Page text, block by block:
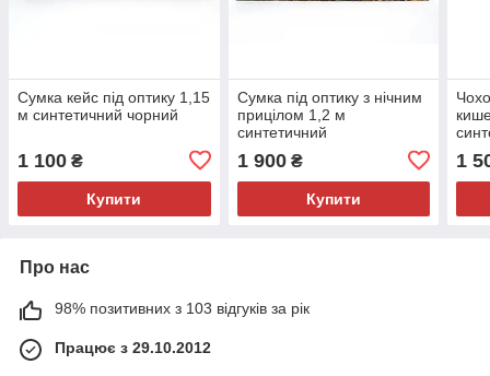
Сумка кейс під оптику 1,15
м синтетичний чорний
1 100 ₴
Купити
Сумка під оптику з нічним
прицілом 1,2 м
синтетичний
1 900₴
Купити
1
Про нас
98% позитивних з 103 відгуків за рік
Працює з 29.10.2012